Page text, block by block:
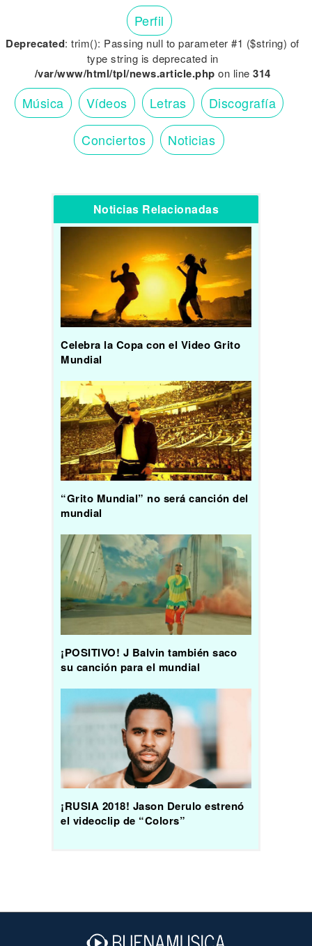
Perfil
Deprecated: trim(): Passing null to parameter #1 ($string) of
type string is deprecated in
/var/www/html/tpl/news.article.php on line 314
Música Vídeos Letras Discografía
Conciertos Noticias
Noticias Relacionadas
Celebra la Copa con el Video Grito
Mundial
“Grito Mundial” no será canción del
mundial
¡POSITIVO! J Balvin también saco
su canción para el mundial
¡RUSIA 2018! Jason Derulo estrenó
el videoclip de “Colors”